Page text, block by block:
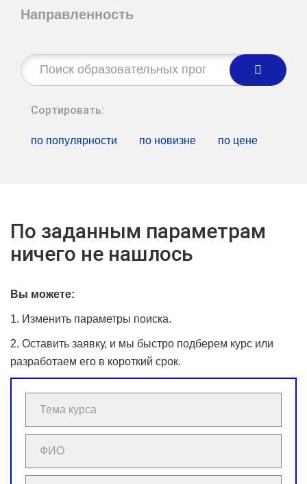
Направленность
Строка
поиска:
Сортировать:
по популярности по новизне по цене
По заданным параметрам
ничего не нашлось
Вы можете:
1. Изменить параметры поиска.
2. Оставить заявку, и мы быстро подберем курс или
разработаем его в короткий срок.